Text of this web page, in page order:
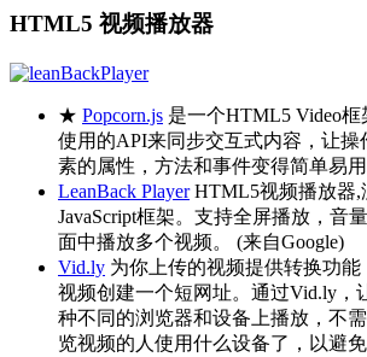
HTML5 视频播放器
★ Popcorn.js 是一个HTML5 Video
使用的API来同步交互式内容，让操
素的属性，方法和事件变得简单易
LeanBack PlayerHTML5视频播放器,
JavaScript框架。支持全屏播放，音
面中播放多个视频。 (来自Google)
Vid.ly 为你上传的视频提供转换功
视频创建一个短网址。通过Vid.ly，
种不同的浏览器和设备上播放，不
览视频的人使用什么设备了，以避